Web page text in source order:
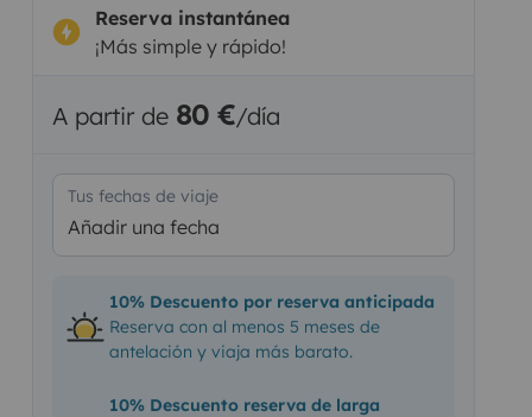
Reserva instantánea
¡Más simple y rápido!
A partir de 80 €/día
Tus fechas de viaje
Añadir una fecha
10% Descuento por reserva anticipada
Reserva con al menos 5 meses de
antelación y viaja más barato.
10% Descuento reserva de larga